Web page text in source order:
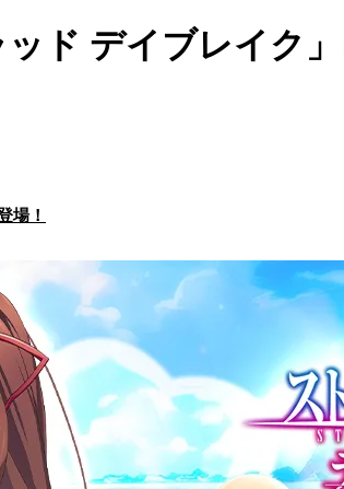
ド デイブレイク
場！